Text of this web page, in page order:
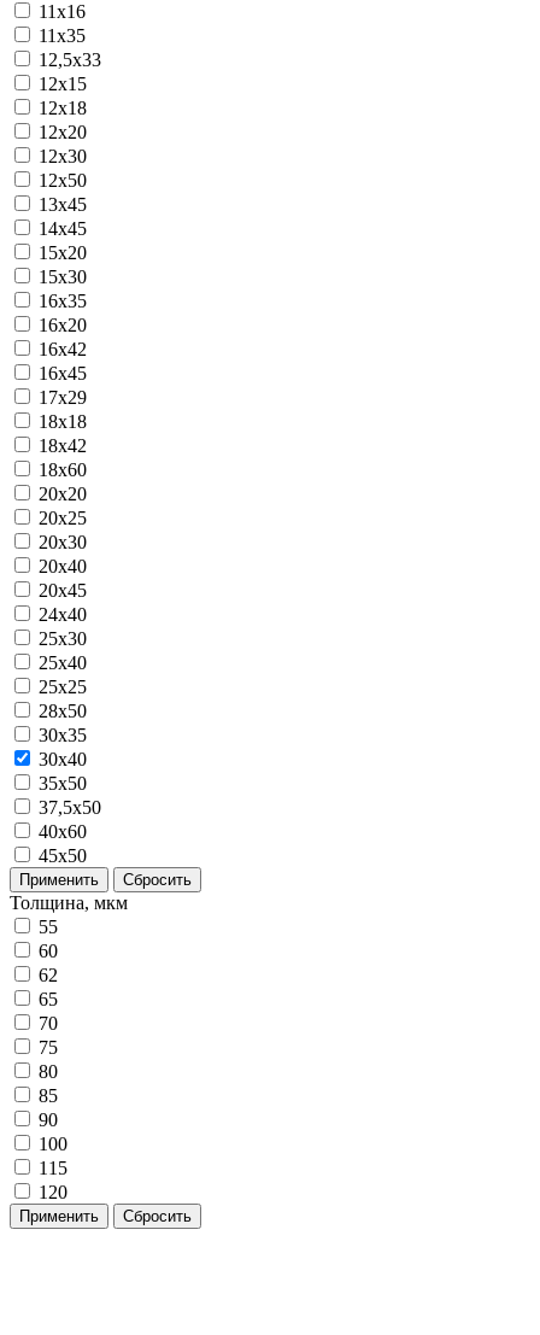
11x16
11х35
12,5х33
12x15
12x18
12x20
12x30
12х50
13x45
14х45
15x20
15x30
16x35
16х20
16х42
16х45
17х29
18х18
18х42
18х60
20x20
20x25
20x30
20x40
20х45
24х40
25x30
25x40
25х25
28x50
30x35
30x40
35x50
37,5х50
40x60
45х50
Применить Сбросить
Толщина, мкм
55
60
62
65
70
75
80
85
90
100
115
120
Применить Сбросить